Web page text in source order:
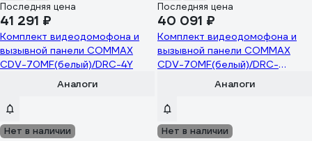
Последняя цена
41 291 ₽
Комплект видеодомофона и
вызывной панели COMMAX
CDV-70MF(белый)/DRC-4Y
Аналоги
Последняя цена
40 091 ₽
Комплект видеодомофона и
вызывной панели COMMAX
CDV-70MF(белый)/DRC-
4CGN2(черная)+Козырек
Аналоги
Нет в наличии Нет в наличии